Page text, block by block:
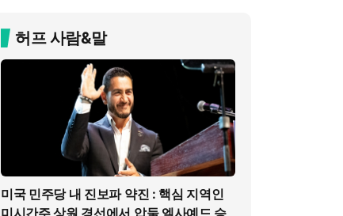
허프 사람&말
미국 민주당 내 진보파 약진 : 핵심 지역인